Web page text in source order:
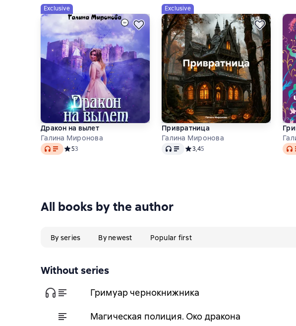
Exclusive
Дракон на вылет
Галина Миронова
Audio Средний рейтинг 5 на основе 3 оценок
53
Exclusive
Привратница
Галина Миронова
Audio Средний рейтинг 3,4 на основе 5
3,45
All books by the author
By series By newest Popular first
Without series
Гримуар чернокнижника
Магическая полиция. Око дракона